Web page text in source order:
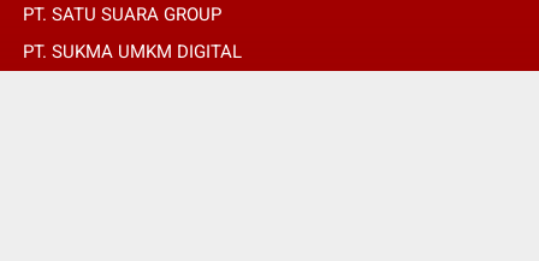
PT. SATU SUARA GROUP
PT. SUKMA UMKM DIGITAL